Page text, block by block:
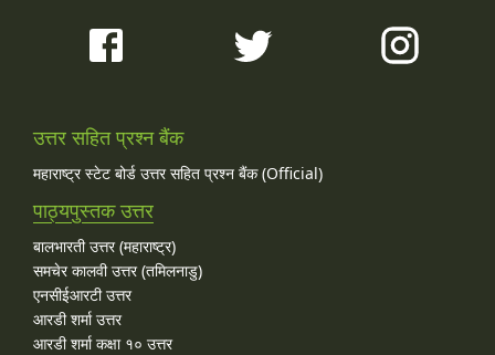
उत्तर सहित प्रश्न बैंक
महाराष्ट्र स्टेट बोर्ड उत्तर सहित प्रश्न बैंक (Official)
पाठ्यपुस्तक उत्तर
बालभारती उत्तर (महाराष्ट्र)
समचेर कालवी उत्तर (तमिलनाडु)
एनसीईआरटी उत्तर
आरडी शर्मा उत्तर
आरडी शर्मा कक्षा १० उत्तर